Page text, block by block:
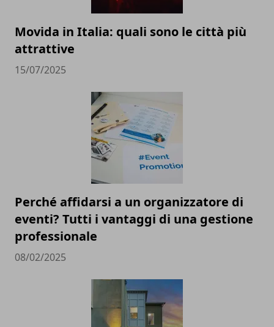
Movida in Italia: quali sono le città più
attrattive
15/07/2025
Perché affidarsi a un organizzatore di
eventi? Tutti i vantaggi di una gestione
professionale
08/02/2025